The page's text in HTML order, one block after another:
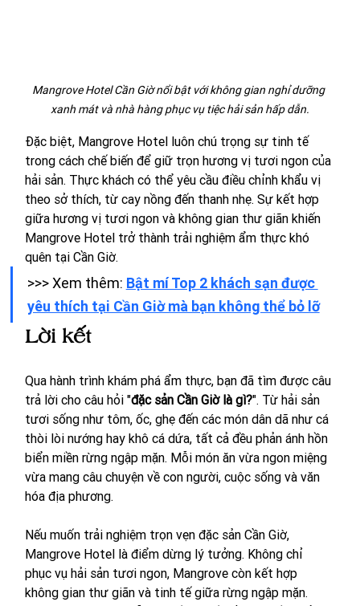
Mangrove Hotel Cần Giờ nổi bật với không gian nghỉ dưỡng
xanh mát và nhà hàng phục vụ tiệc hải sản hấp dẫn.
Đặc biệt, Mangrove Hotel luôn chú trọng sự tinh tế
trong cách chế biến để giữ trọn hương vị tươi ngon của
hải sản. Thực khách có thể yêu cầu điều chỉnh khẩu vị
theo sở thích, từ cay nồng đến thanh nhẹ. Sự kết hợp
giữa hương vị tươi ngon và không gian thư giãn khiến
Mangrove Hotel trở thành trải nghiệm ẩm thực khó
quên tại Cần Giờ.
>>> Xem thêm: Bật mí Top 2 khách sạn được
yêu thích tại Cần Giờ mà bạn không thể bỏ lỡ
Lời kết
Qua hành trình khám phá ẩm thực, bạn đã tìm được câu
trả lời cho câu hỏi "đặc sản Cần Giờ là gì?". Từ hải sản
tươi sống như tôm, ốc, ghẹ đến các món dân dã như cá
thòi lòi nướng hay khô cá dứa, tất cả đều phản ánh hồn
biển miền rừng ngập mặn. Mỗi món ăn vừa ngon miệng
vừa mang câu chuyện về con người, cuộc sống và văn
hóa địa phương.
Nếu muốn trải nghiệm trọn vẹn đặc sản Cần Giờ,
Mangrove Hotel là điểm dừng lý tưởng. Không chỉ
phục vụ hải sản tươi ngon, Mangrove còn kết hợp
không gian thư giãn và tinh tế giữa rừng ngập mặn.